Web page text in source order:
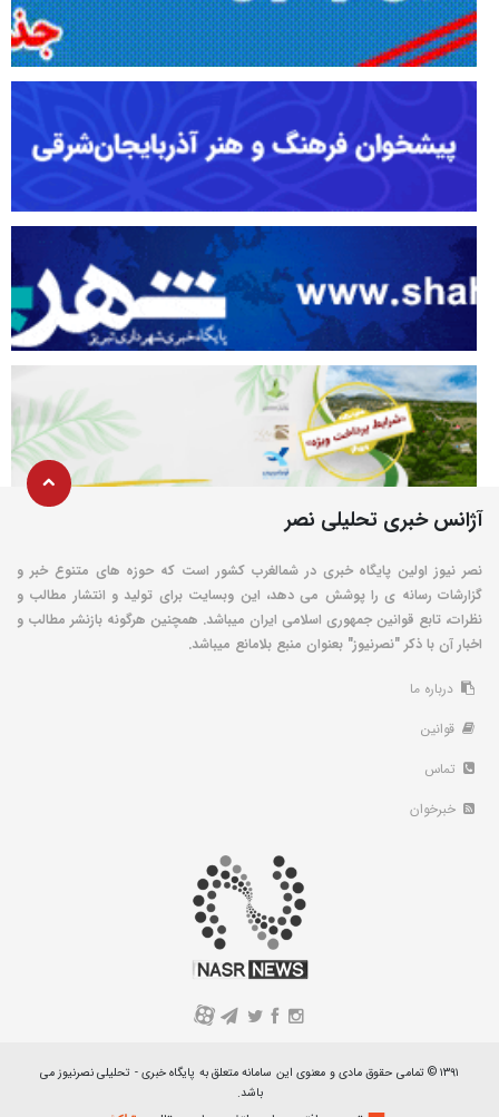
آژانس خبری تحلیلی نصر
نصر نیوز اولین پایگاه خبری در شمالغرب کشور است که حوزه های متنوع خبر و
گزارشات رسانه ی را پوشش می دهد، این وبسایت برای تولید و انتشار مطالب و
نظرات، تابع قوانین جمهوری اسلامی ایران میباشد. همچنین هرگونه بازنشر مطالب و
اخبار آن با ذکر "نصرنیوز" بعنوان منبع بلامانع میباشد.
درباره ما
قوانین
تماس
خبرخوان
A
۱۳۹۱ © تمامی حقوق مادی و معنوی این سامانه متعلق به پایگاه خبری - تحلیلی نصرنیوز می
باشد.